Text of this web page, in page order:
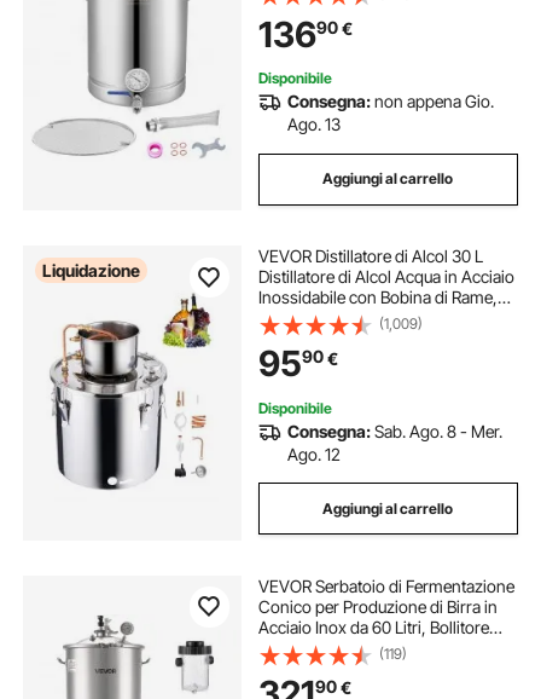
pratica golf in casa sgabelli casa
rampa da casa sauna da casa coperta
angolo vino in casa
Fermentazione per Birra con
Termometro, Pentola Fermentatore
Birra
13690€
Disponibile
Consegna:non appena Gio.
Ago. 13
Aggiungi al carrello
Liquidazione
VEVOR Distillatore di Alcol 30 L
Distillatore di Alcol Acqua in Acciaio
Inossidabile con Bobina di Rame,
Kit di Fermentazione per
Raffinazione Birra Fatta in Casa con
Termometro e Pompa, Argento
(1,009)
9590€
Disponibile
Consegna:Sab. Ago. 8 - Mer.
Ago. 12
Aggiungi al carrello
VEVOR Serbatoio di Fermentazione
Conico per Produzione di Birra in
Acciaio Inox da 60 Litri, Bollitore
con Fondo Conico 3 Ruote, Botte di
Fermentazione per Vino e Birra
(119)
90€